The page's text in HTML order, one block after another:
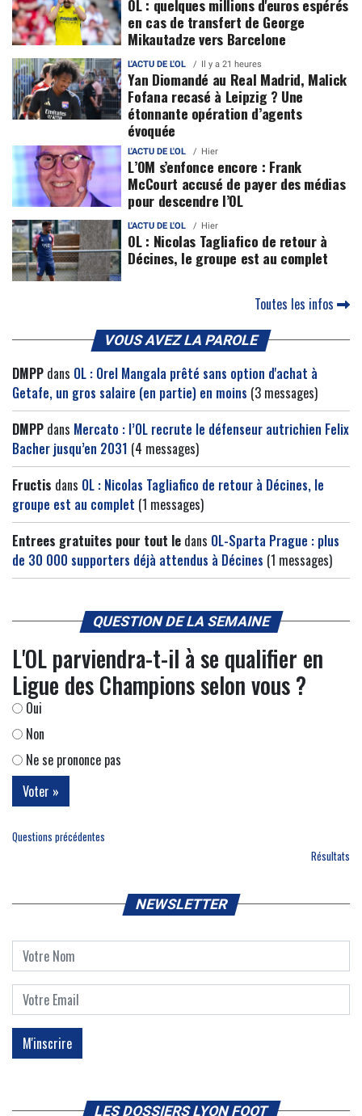
OL : quelques millions d'euros espérés
en cas de transfert de George
Mikautadze vers Barcelone
L'ACTU DE L'OL Il y a 21 heures
Yan Diomandé au Real Madrid, Malick
Fofana recasé à Leipzig ? Une
étonnante opération d’agents
évoquée
L'ACTU DE L'OL Hier
L’OM s’enfonce encore : Frank
McCourt accusé de payer des médias
pour descendre l’OL
L'ACTU DE L'OL Hier
OL : Nicolas Tagliafico de retour à
Décines, le groupe est au complet
Toutes les infos
VOUS AVEZ LA PAROLE
DMPP dans OL : Orel Mangala prêté sans option d'achat à
Getafe, un gros salaire (en partie) en moins (3 messages)
DMPP dans Mercato : l’OL recrute le défenseur autrichien Felix
Bacher jusqu’en 2031 (4 messages)
Fructis dans OL : Nicolas Tagliafico de retour à Décines, le
groupe est au complet (1 messages)
Entrees gratuites pour tout le dans OL-Sparta Prague : plus
de 30 000 supporters déjà attendus à Décines (1 messages)
QUESTION DE LA SEMAINE
L'OL parviendra-t-il à se qualifier en
Ligue des Champions selon vous ?
Oui
Non
Ne se prononce pas
Questions précédentes
Résultats
NEWSLETTER
LES DOSSIERS LYON FOOT